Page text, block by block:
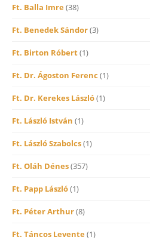
Ft. Balla Imre(38)
Ft. Benedek Sándor(3)
Ft. Birton Róbert(1)
Ft. Dr. Ágoston Ferenc (1)
Ft. Dr. Kerekes László(1)
Ft. László István (1)
Ft. László Szabolcs(1)
Ft. Oláh Dénes(357)
Ft. Papp László(1)
Ft. Péter Arthur(8)
Ft. Táncos Levente(1)